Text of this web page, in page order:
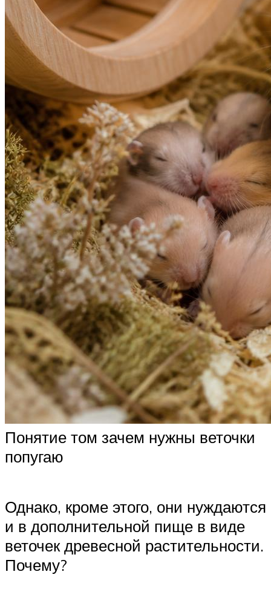
Понятие том зачем нужны веточки
попугаю
Однако, кроме этого, они нуждаются
и в дополнительной пище в виде
веточек древесной растительности.
Почему?